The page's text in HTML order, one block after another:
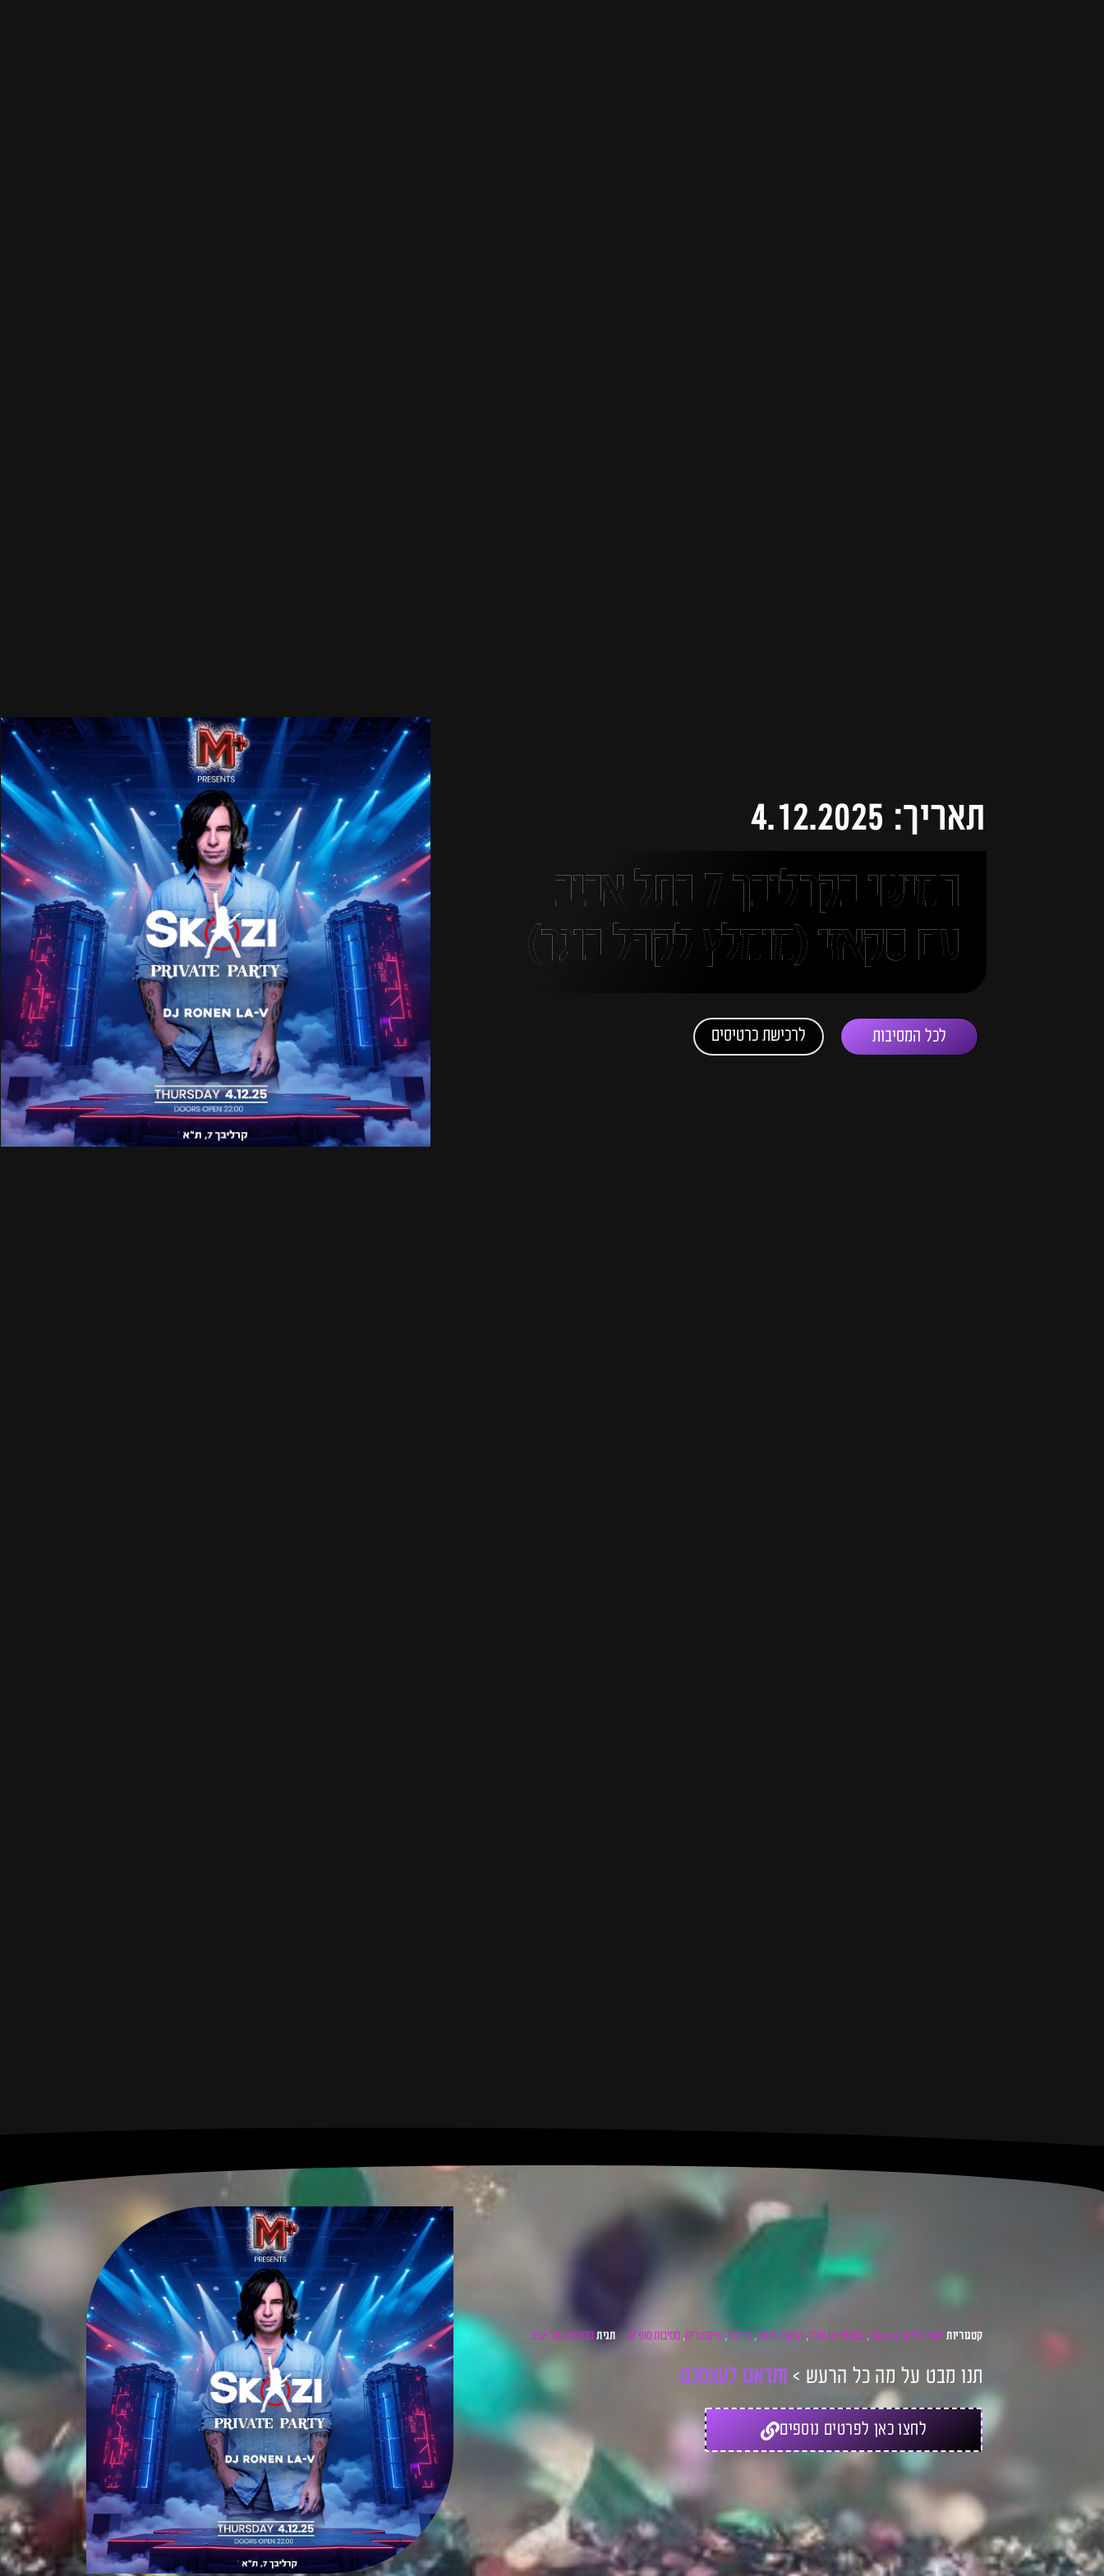
תאריך: 4.12.2025
חמישי בקרליבך 7 בתל אביב
עם סקאזי (מומלץ לקהל בוגר)
לכל המסיבות לרכישת כרטיסים
קטגוריות אשר סוויסה Skazi , המומלצים שלנו, הפקות חמות,טראנס,מיינסטרים, מסיבות סופ"ש תגית מסיבות בתל אביב
תנו מבט על מה כל הרעש > ותדאגו לעצמכם
לחצו כאן לפרטים נוספים